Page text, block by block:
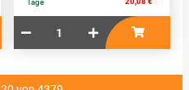
Tage